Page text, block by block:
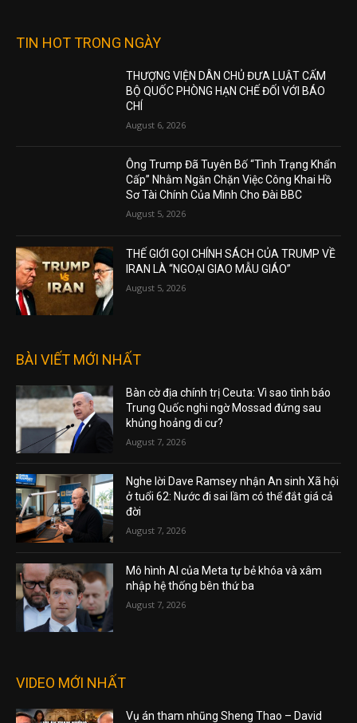
TIN HOT TRONG NGÀY
THƯỢNG VIỆN DÂN CHỦ ĐƯA LUẬT CẤM
BỘ QUỐC PHÒNG HẠN CHẾ ĐỐI VỚI BÁO
CHÍ
August 6, 2026
Ông Trump Đã Tuyên Bố “Tình Trạng Khẩn
Cấp” Nhằm Ngăn Chặn Việc Công Khai Hồ
Sơ Tài Chính Của Mình Cho Đài BBC
August 5, 2026
THẾ GIỚI GỌI CHÍNH SÁCH CỦA TRUMP VỀ
IRAN LÀ “NGOẠI GIAO MẪU GIÁO”
August 5, 2026
BÀI VIẾT MỚI NHẤT
Bàn cờ địa chính trị Ceuta: Vì sao tình báo
Trung Quốc nghi ngờ Mossad đứng sau
khủng hoảng di cư?
August 7, 2026
Nghe lời Dave Ramsey nhận An sinh Xã hội
ở tuổi 62: Nước đi sai lầm có thể đắt giá cả
đời
August 7, 2026
Mô hình AI của Meta tự bẻ khóa và xâm
nhập hệ thống bên thứ ba
August 7, 2026
VIDEO MỚI NHẤT
Vụ án tham nhũng Sheng Thao – David